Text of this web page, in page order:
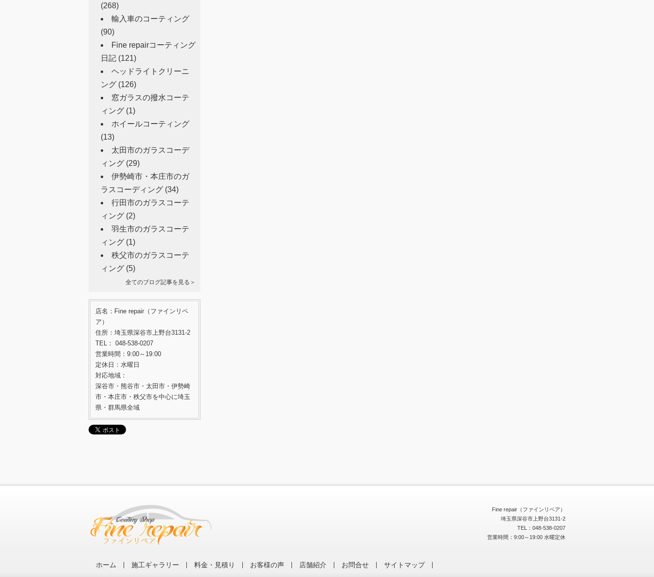
(268)
輸入車のコーティング
(90)
Fine repairコーティング
日記 (121)
ヘッドライトクリーニ
ング (126)
窓ガラスの撥水コーテ
ィング (1)
ホイールコーティング
(13)
太田市のガラスコーデ
ィング (29)
伊勢崎市・本庄市のガ
ラスコーディング (34)
行田市のガラスコーテ
ィング (2)
羽生市のガラスコーテ
ィング (1)
秩父市のガラスコーテ
ィング (5)
全てのブログ記事を見る＞
店名：Fine repair（ファインリペ
ア）
住所：埼玉県深谷市上野台3131-2
TEL： 048-538-0207
営業時間：9:00～19:00
定休日：水曜日
対応地域：
深谷市・熊谷市・太田市・伊勢崎
市・本庄市・秩父市を中心に埼玉
県・群馬県全域
Fine repair（ファインリペア）
埼玉県深谷市上野台3131-2
TEL：048-538-0207
営業時間：9:00～19:00 水曜定休
ホーム 施工ギャラリー 料金・見積り お客様の声 店舗紹介 お問合せ サイトマップ